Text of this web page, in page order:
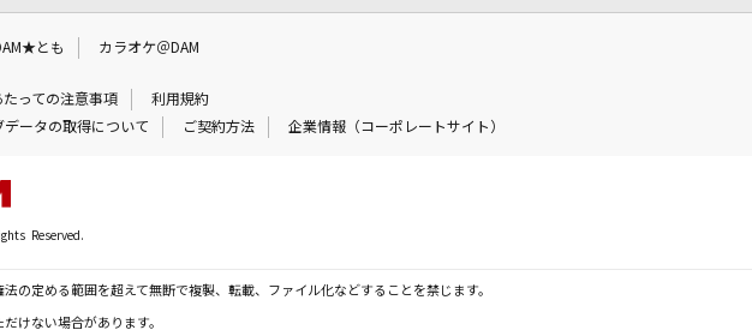
とも カラオケ＠DAM
っての注意事項
利用規約
データの取得について ご契約方法 企業情報（コーポレートサイト）
Reserved.
の定める範囲を超えて無断で複製、転載、ファイル化などすることを禁じます。
けない場合があります。